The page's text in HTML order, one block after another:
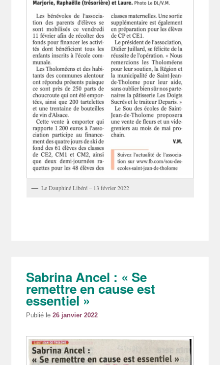
Le Dauphiné Libéré – 13 février 2022
Sabrina Ancel : « Se
remettre en cause est
essentiel »
Publié le26 janvier 2022